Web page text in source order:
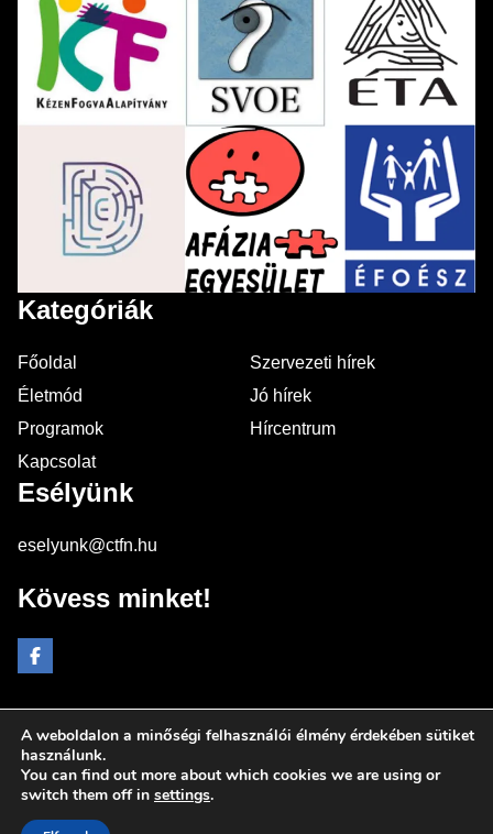
Kategóriák
Főoldal
Szervezeti hírek
Életmód
Jó hírek
Programok
Hírcentrum
Kapcsolat
Esélyünk
eselyunk@ctfn.hu
Kövess minket!
Copyright © 2024 eselyunk.hu. Minden jog fenntartva.
Általános Szerződési Feltételek
Adatkezelési Nyilatkozat
A weboldalon a minőségi felhasználói élmény érdekében sütiket
használunk.
You can find out more about which cookies we are using or
switch them off in settings.